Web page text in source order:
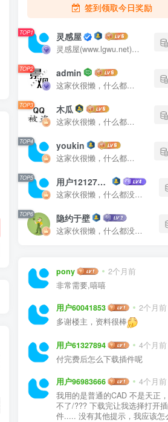
PS精简版Adobe Photoshop Elements 2024破解版中文免序列号激活v24.0.0
签到领取今日奖励
TOP1 灵感屋
灵感屋(www.lgwu.net)尽可能为每一位设计师提供更全面、更精致、更具有创意感的设计素材。努力成为景观设计师展示实力和互相学习的优质网络资源发布平台。
TOP2 admin
这家伙很懒，什么都没有写...
TOP3 木瓜
这家伙很懒，什么都没有写...
TOP4 youkin
这家伙很懒，什么都没有写...
TOP5 用户12127023
这家伙很懒，什么都没有写...
TOP6 隐约于壁
这家伙很懒，什么都没有写...
pony 2个月前
非常需要,嘻嘻
用户60041853 2个月前
多谢楼主，资料很棒
用户61327894 4个月前
付完费后怎么下载插件呢
用户96983666 4个月前
我用的是普通的CAD 不是天正， 所以用
不了/??? 下载完让我选择打开插件的软
件..... 没有其他提示，我应该怎